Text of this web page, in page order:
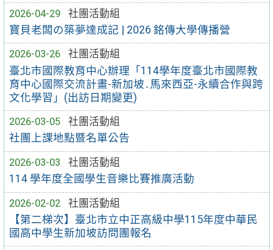
2026-04-29
社團活動組
寶貝老闆の築夢達成記 | 2026 銘傳大學傳播營
2026-03-26
社團活動組
臺北市國際教育中心辦理「114學年度臺北市國際教
育中心國際交流計畫-新加坡․馬來西亞-永續合作與跨
文化學習」(出訪日期變更)
2026-03-05
社團活動組
社團上課地點暨名單公告
2026-03-03
社團活動組
114 學年度全國學生音樂比賽推廣活動
2026-02-02
社團活動組
【第二梯次】臺北市立中正高級中學115年度中華民
國高中學生新加坡訪問團報名